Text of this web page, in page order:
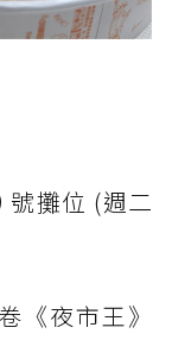
號攤位 (週二
《夜市王》